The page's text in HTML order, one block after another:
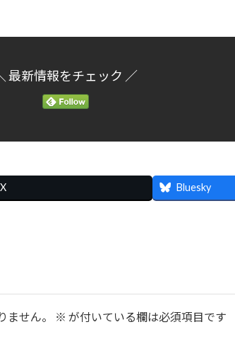
最新情報をチェック ／
X Bluesky
せん。 ※ が付いている欄は必須項目です